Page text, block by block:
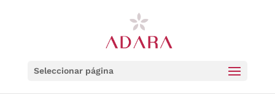
Seleccionar página